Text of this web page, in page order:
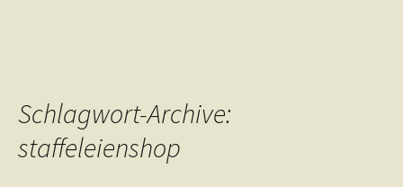
Schlagwort-Archive:
staffeleienshop